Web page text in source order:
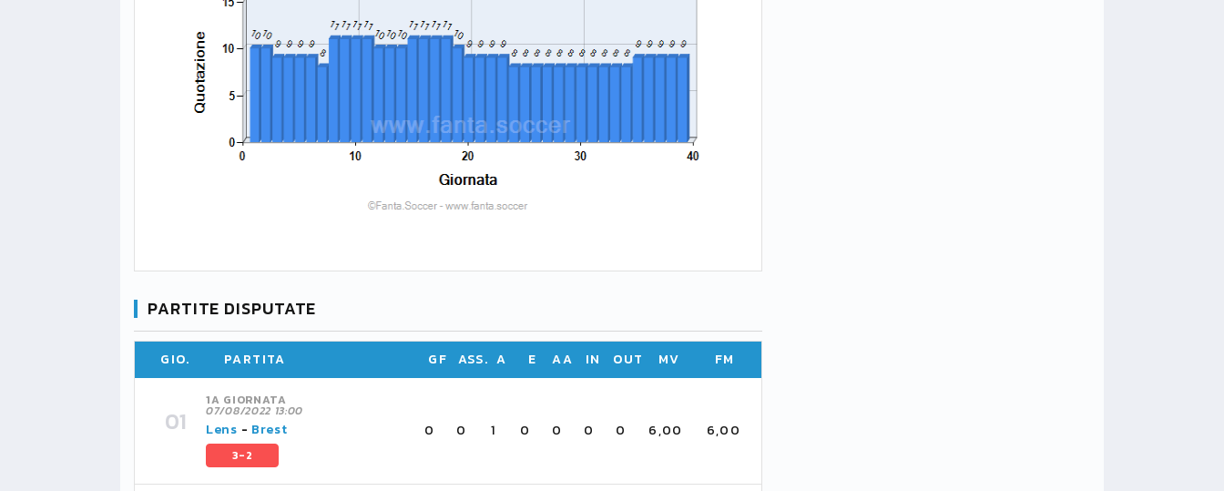
PARTITE DISPUTATE
GIO. PARTITA GF ASS. A E AA IN OUT MV FM
1A GIORNATA
07/08/2022 13:00
Lens - Brest
3-2
0 0 1 0 0 0 0 6,00 6,00